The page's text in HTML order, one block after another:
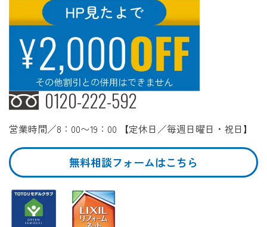
0120-222-592
営業時間／8：00〜19：00 【定休日／毎週日曜日・祝日】
無料相談フォームはこちら